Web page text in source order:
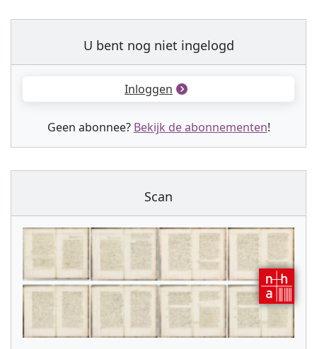
U bent nog niet ingelogd
Inloggen
Geen abonnee? Bekijk de abonnementen!
Scan